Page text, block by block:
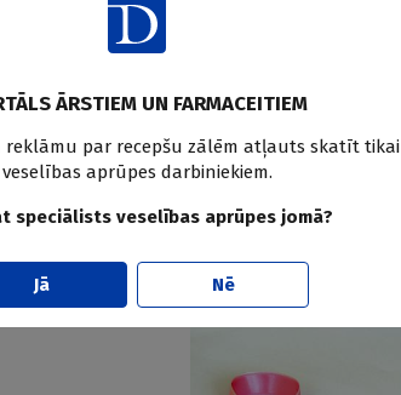
aprūpes un
depresija
sieviešu
ĀRSTIEM UN FARMACEITIEM
par recepšu zālēm atļauts skatīt tikai
veselības aprūpes darbiniekiem.
speciālists veselības aprūpes jomā?
Jā Nē